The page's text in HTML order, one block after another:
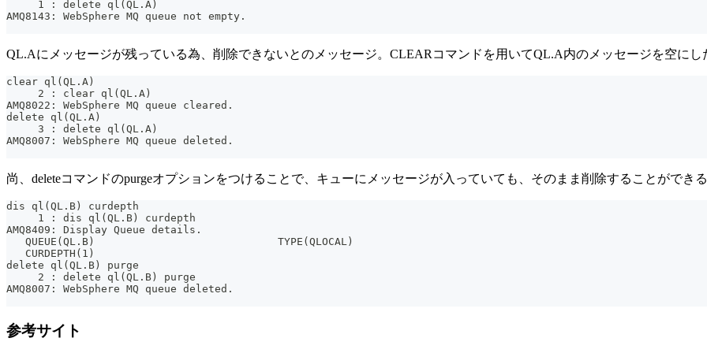
     1 : delete ql(QL.A)
AMQ8143: WebSphere MQ queue not empty.
QL.Aにメッセージが残っている為、削除できないとのメッセージ。CLEARコマンドを用いてQL.A内のメッセージを空にし
clear ql(QL.A)
     2 : clear ql(QL.A)
AMQ8022: WebSphere MQ queue cleared.
delete ql(QL.A)
     3 : delete ql(QL.A)
AMQ8007: WebSphere MQ queue deleted.
尚、deleteコマンドのpurgeオプションをつけることで、キューにメッセージが入っていても、そのまま削除することができる
dis ql(QL.B) curdepth
     1 : dis ql(QL.B) curdepth
AMQ8409: Display Queue details.
   QUEUE(QL.B)                             TYPE(QLOCAL)
   CURDEPTH(1)
delete ql(QL.B) purge
     2 : delete ql(QL.B) purge
AMQ8007: WebSphere MQ queue deleted.
参考サイト